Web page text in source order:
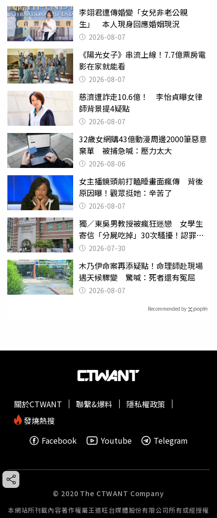
李翊君遭傳婚變「女兒非老公親
生」 本人現身回應婚姻現況
2026-08-07
《陽光女子》串流上線！7.7億票房電
影在家就能看
2026-08-07
慈濟遭詐走10.6億！ 李怡貞曝女律
師背景提4疑點
2026-08-07
32歲女網購43億動漫周邊2000筆惡意
棄單 被捕急喊：壓力太大
2026-08-06
女主播鏡頭前打瞌睡畫面瘋傳 背後
原因曝！觀眾挺她：辛苦了
2026-08-07
獨／東吳男教授被瘋狂迷戀 女學生
寄信「分屍吃掉」30次騷擾！認罪免
關 2026-07-30
木乃伊命案再添疑點！命理師赴現場
遇天候驟變 驚喊：死者還有冤屈
2026-08-07
Recommended by
關於CTWANT 聯繫&爆料
隱私權政策
發燒熱搜
Facebook
Youtube Telegram
© 2020 The CTWANT Company
本網站所刊載內容著作權屬王道旺台媒體股份有限公司所有或經授權